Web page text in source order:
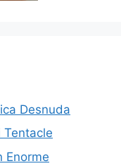
Desnuda
Tentacle
Enorme